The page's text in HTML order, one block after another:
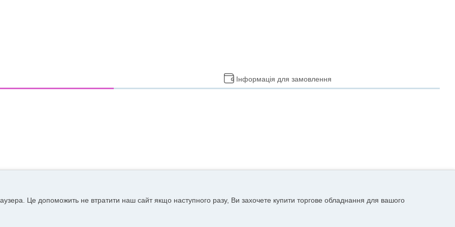
Інформація для замовлення
Це допоможить не втратити наш сайт якщо наступного разу, Ви захочете купити торгове обладнання для вашого